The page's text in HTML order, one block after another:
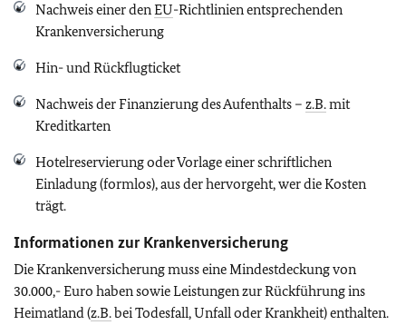
Nachweis einer denEU-Richtlinien entsprechenden
Krankenversicherung
Hin- und Rückflugticket
Nachweis der Finanzierung des Aufenthalts – z.B.mit
Kreditkarten
Hotelreservierung oder Vorlage einer schriftlichen
Einladung (formlos), aus der hervorgeht, wer die Kosten
trägt.
Informationen zur Krankenversicherung
Die Krankenversicherung muss eine Mindestdeckung von
30.000,- Euro haben sowie Leistungen zur Rückführung ins
Heimatland (z.B.bei Todesfall, Unfall oder Krankheit) enthalten.